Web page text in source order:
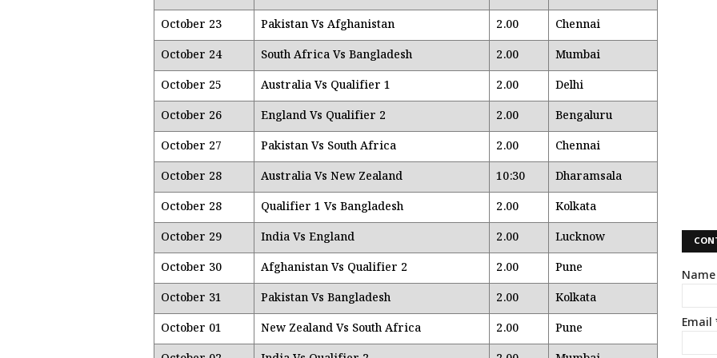
October 23
Pakistan Vs Afghanistan 2.00
Chennai
October 24
South Africa Vs Bangladesh 2.00
Mumbai
October 25
Australia Vs Qualifier 1 2.00
Delhi
October 26
England Vs Qualifier 2 2.00
Bengaluru
October 27
Pakistan Vs South Africa 2.00
Chennai
October 28
Australia Vs New Zealand 10:30
Dharamsala
October 28
Qualifier 1 Vs Bangladesh 2.00
Kolkata
October 29
India Vs England 2.00
Lucknow
October 30
Afghanistan Vs Qualifier 2 2.00
Pune
October 31
Pakistan Vs Bangladesh 2.00
Kolkata
October 01
New Zealand Vs South Africa 2.00
Pune
Name
Email